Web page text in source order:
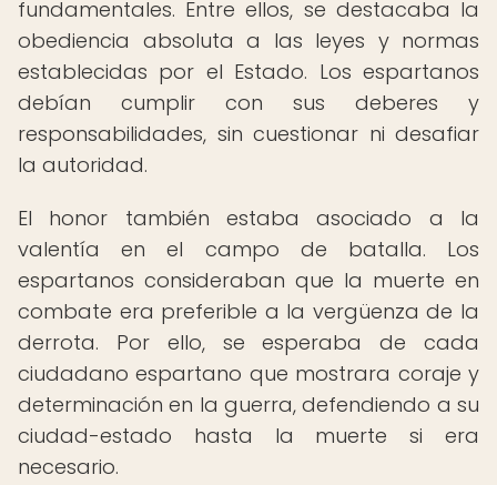
fundamentales. Entre ellos, se destacaba la
obediencia absoluta a las leyes y normas
establecidas por el Estado. Los espartanos
debían cumplir con sus deberes y
responsabilidades, sin cuestionar ni desafiar
la autoridad.
El honor también estaba asociado a la
valentía en el campo de batalla. Los
espartanos consideraban que la muerte en
combate era preferible a la vergüenza de la
derrota. Por ello, se esperaba de cada
ciudadano espartano que mostrara coraje y
determinación en la guerra, defendiendo a su
ciudad-estado hasta la muerte si era
necesario.